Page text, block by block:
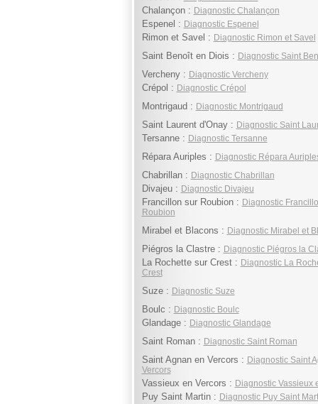
Chalançon : Diagnostic Chalançon
Espenel : Diagnostic Espenel
Rimon et Savel : Diagnostic Rimon et Savel
Saint Benoît en Diois : Diagnostic Saint
Vercheny : Diagnostic Vercheny
Crépol : Diagnostic Crépol
Montrigaud : Diagnostic Montrigaud
Saint Laurent d'Onay : Diagnostic Saint
Tersanne : Diagnostic Tersanne
Répara Auriples : Diagnostic Répara
Chabrillan : Diagnostic Chabrillan
Divajeu : Diagnostic Divajeu
Francillon sur Roubion : Diagnostic
Roubion
Mirabel et Blacons : Diagnostic Mirabel et
Piégros la Clastre : Diagnostic Piégros la
La Rochette sur Crest : Diagnostic La
Crest
Suze : Diagnostic Suze
Boulc : Diagnostic Boulc
Glandage : Diagnostic Glandage
Saint Roman : Diagnostic Saint Roman
Saint Agnan en Vercors : Diagnostic Saint
Vercors
Vassieux en Vercors : Diagnostic Vassieux
Puy Saint Martin : Diagnostic Puy Saint